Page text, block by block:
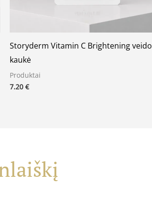
Storyderm Vitamin C Brightening veido
kaukė
Produktai
7.20 €